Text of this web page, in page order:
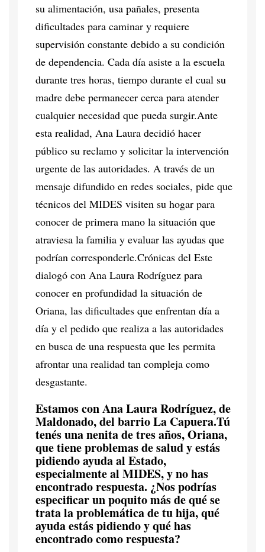
su alimentación, usa pañales, presenta
dificultades para caminar y requiere
supervisión constante debido a su condición
de dependencia. Cada día asiste a la escuela
durante tres horas, tiempo durante el cual su
madre debe permanecer cerca para atender
cualquier necesidad que pueda surgir.Ante
esta realidad, Ana Laura decidió hacer
público su reclamo y solicitar la intervención
urgente de las autoridades. A través de un
mensaje difundido en redes sociales, pide que
técnicos del MIDES visiten su hogar para
conocer de primera mano la situación que
atraviesa la familia y evaluar las ayudas que
podrían corresponderle.Crónicas del Este
dialogó con Ana Laura Rodríguez para
conocer en profundidad la situación de
Oriana, las dificultades que enfrentan día a
día y el pedido que realiza a las autoridades
en busca de una respuesta que les permita
afrontar una realidad tan compleja como
desgastante.
Estamos con Ana Laura Rodríguez, de
Maldonado, del barrio La Capuera.Tú
tenés una nenita de tres años, Oriana,
que tiene problemas de salud y estás
pidiendo ayuda al Estado,
especialmente al MIDES, y no has
encontrado respuesta. ¿Nos podrías
especificar un poquito más de qué se
trata la problemática de tu hija, qué
ayuda estás pidiendo y qué has
encontrado como respuesta?